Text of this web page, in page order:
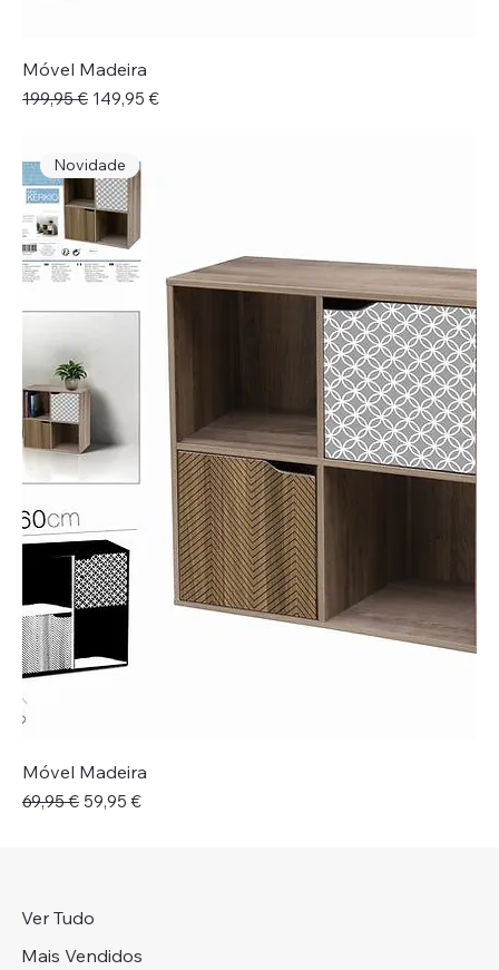
Móvel Madeira
Preço normal
199,95 € Preço promocional
149,95 €
Novidade
Móvel Madeira
Preço normal
69,95 € Preço promocional
59,95 €
Ver Tudo
Mais Vendidos